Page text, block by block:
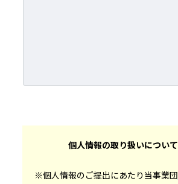
個人情報の取り扱いについて
※個人情報のご提出にあたり当事業団